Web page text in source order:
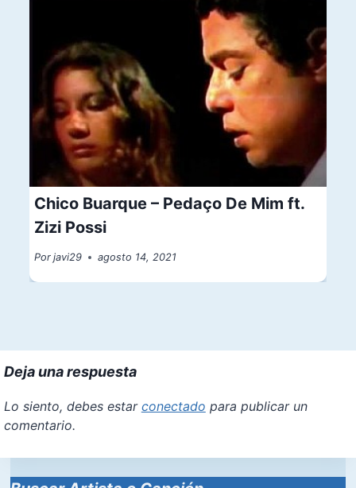
Chico Buarque – Pedaço De Mim ft.
Zizi Possi
Por javi29 agosto 14, 2021
Deja una respuesta
Lo siento, debes estar conectado para publicar un
comentario.